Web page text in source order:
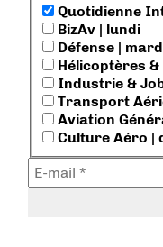
Quotidienne
BizAv | lundi
Défense |
Hélicoptères &
Industrie &
Transport
Aviation
Culture Aéro |